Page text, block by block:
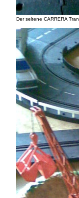
Der seltene CARRERA